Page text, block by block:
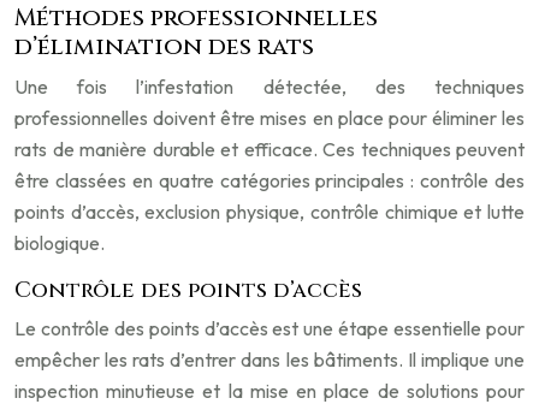
Méthodes professionnelles
d’élimination des rats
Une fois l’infestation détectée, des techniques
professionnelles doivent être mises en place pour éliminer les
rats de manière durable et efficace. Ces techniques peuvent
être classées en quatre catégories principales : contrôle des
points d’accès, exclusion physique, contrôle chimique et lutte
biologique.
Contrôle des points d’accès
Le contrôle des points d’accès est une étape essentielle pour
empêcher les rats d’entrer dans les bâtiments. Il implique une
inspection minutieuse et la mise en place de solutions pour